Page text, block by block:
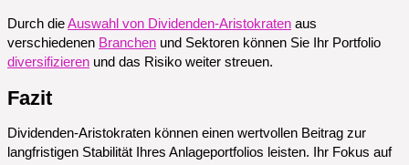
Durch dieAuswahl von Dividenden-Aristokraten aus
verschiedenen Branchen und Sektoren können Sie Ihr Portfolio
diversifizieren und das Risiko weiter streuen.
Fazit
Dividenden-Aristokraten können einen wertvollen Beitrag zur
langfristigen Stabilität Ihres Anlageportfolios leisten. Ihr Fokus auf